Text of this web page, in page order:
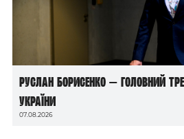
Руслан Борисенко — головний
України
07.08.2026